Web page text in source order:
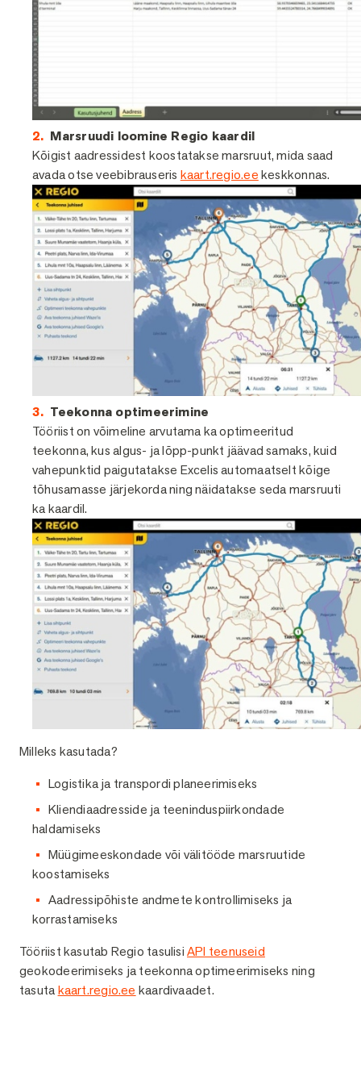
Marsruudi loomine Regio kaardil
Kõigist aadressidest koostatakse marsruut, mida saad
avada otse veebibrauseris kaart.regio.eekeskkonnas.
Teekonna optimeerimine
Tööriist on võimeline arvutama ka optimeeritud
teekonna, kus algus- ja lõpp-punkt jäävad samaks, kuid
vahepunktid paigutatakse Excelis automaatselt kõige
tõhusamasse järjekorda ning näidatakse seda marsruuti
ka kaardil.
Milleks kasutada?
Logistika ja transpordi planeerimiseks
Kliendiaadresside ja teeninduspiirkondade
haldamiseks
Müügimeeskondade või välitööde marsruutide
koostamiseks
Aadressipõhiste andmete kontrollimiseks ja
korrastamiseks
Tööriist kasutab Regio tasulisiAPI teenuseid
geokodeerimiseks ja teekonna optimeerimiseks ning
tasutakaart.regio.ee kaardivaadet.